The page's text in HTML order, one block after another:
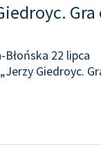
Gra
22 lipca
Giedroyc.